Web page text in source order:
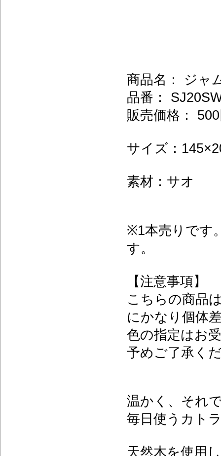
商品名： ジャ
品番：
販売価格：
サイズ：
素材：サオ
※1本売りです
す。
【注意事項】
こちらの商品
にかなり個体
色の指定はお
予めご了承く
温かく、それ
毎日使うカト
天然木を使用